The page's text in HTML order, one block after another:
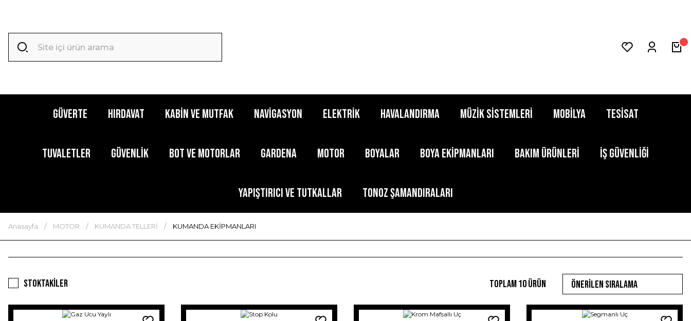
GÜVERTE HIRDAVAT KABİN ve MUTFAK NAVİGASYON ELEKTRİK HAVALANDIRMA MÜZİK SİSTEMLERİ MOBİLYA TESİSAT
TUVALETLER GÜVENLİK BOT ve MOTORLAR GARDENA MOTOR BOYALAR BOYA EKİPMANLARI BAKIM ÜRÜNLERİ İŞ GÜVENLİĞİ
YAPIŞTIRICI ve TUTKALLAR TONOZ ŞAMANDIRALARI
Anasayfa MOTOR KUMANDA TELLERİ KUMANDA EKİPMANLARI
Stoktakiler Toplam 10 ürün